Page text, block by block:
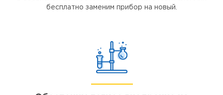
бесплатно заменим прибор на новый.